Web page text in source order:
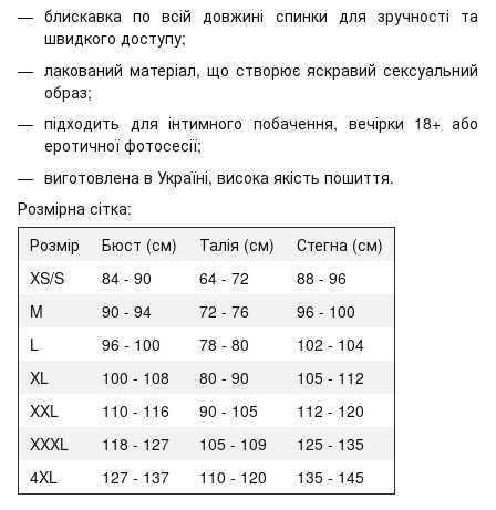
блискавка по всій довжині спинки для зручності та
швидкого доступу;
лакований матеріал, що створює яскравий сексуальний
образ;
підходить для інтимного побачення, вечірки 18+ або
еротичної фотосесії;
виготовлена в Україні, висока якість пошиття.
Розмірна сітка:
Розмір
Бюст (см) Талія (см)
Стегна (см)
XS/S
84 - 90 64 - 72
88 - 96
M
90 - 94 72 - 76
96 - 100
L
96 - 100 78 - 80
102 - 104
XL
100 - 108 80 - 90
105 - 112
XXL
110 - 116 90 - 105
112 - 120
XXXL
118 - 127 105 - 109
125 - 135
4XL
127 - 137 110 - 120 135 - 145